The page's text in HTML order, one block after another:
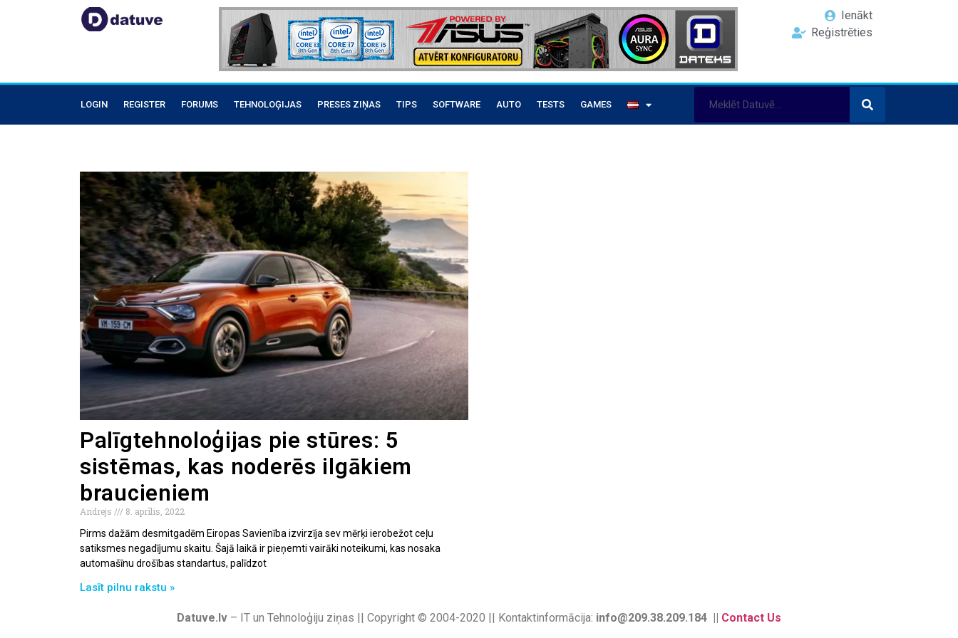
Ienākt
Reģistrēties
LOGIN REGISTER FORUMS TEHNOLOĢIJAS PRESES ZIŅAS TIPS SOFTWARE AUTO TESTS GAMES
Palīgtehnoloģijas pie stūres: 5
sistēmas, kas noderēs ilgākiem
braucieniem
Andrejs
8. aprīlis, 2022
Pirms dažām desmitgadēm Eiropas Savienība izvirzīja sev mērķi ierobežot ceļu
satiksmes negadījumu skaitu. Šajā laikā ir pieņemti vairāki noteikumi, kas nosaka
automašīnu drošības standartus, palīdzot
Lasīt pilnu rakstu »
Datuve.lv – IT un Tehnoloģiju ziņas || Copyright © 2004-2020 || Kontaktinformācija: info@209.38.209.184 || Contact Us